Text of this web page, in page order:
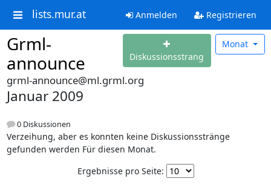
lists.mur.at Anmelden Registrieren
Grml-
announce
Diskussionsstrang
Monat
grml-announce@ml.grml.org
Januar 2009
0 Diskussionen
Verzeihung, aber es konnten keine Diskussionsstränge
gefunden werden Für diesen Monat.
Ergebnisse pro Seite: